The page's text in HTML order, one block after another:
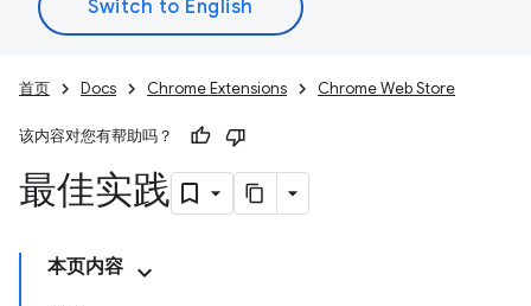
首页 Docs Chrome Extensions Chrome Web Store
该内容对您有帮助吗？
最佳实践
本页内容